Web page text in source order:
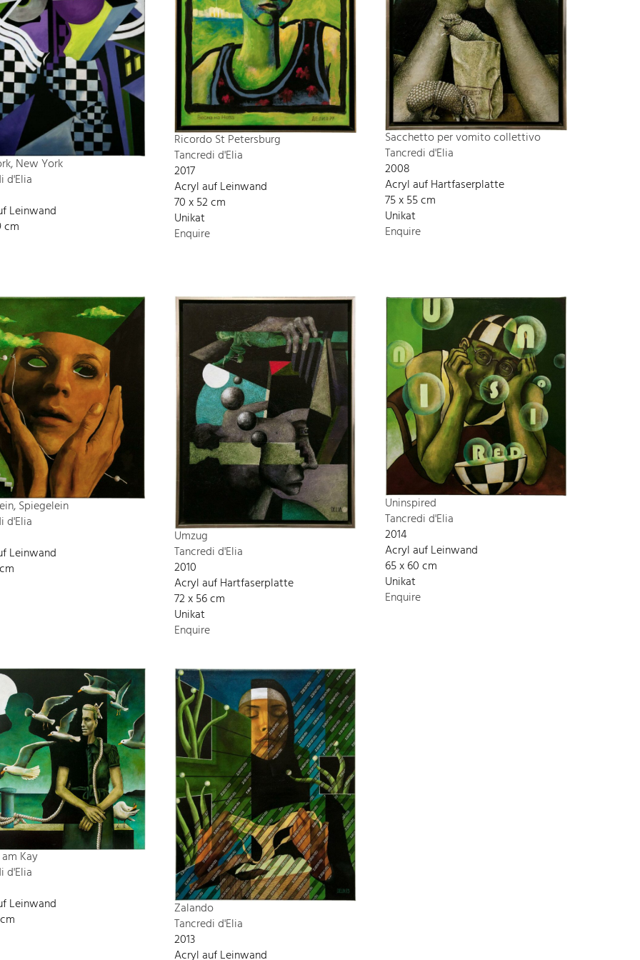
New York
d'Elia
Leinwand
cm
Ricordo St Petersburg
Tancredi d'Elia
2017
Acryl auf Leinwand
70 x 52 cm
Unikat
Enquire
Sacchetto per vomito collettivo
Tancredi d'Elia
2008
Acryl auf Hartfaserplatte
75 x 55 cm
Unikat
Enquire
Spiegelein
d'Elia
Leinwand
Umzug
Tancredi d'Elia
2010
Acryl auf Hartfaserplatte
72 x 56 cm
Unikat
Enquire
Uninspired
Tancredi d'Elia
2014
Acryl auf Leinwand
65 x 60 cm
Unikat
Enquire
Kay
d'Elia
Leinwand
Zalando
Tancredi d'Elia
2013
Acryl auf Leinwand